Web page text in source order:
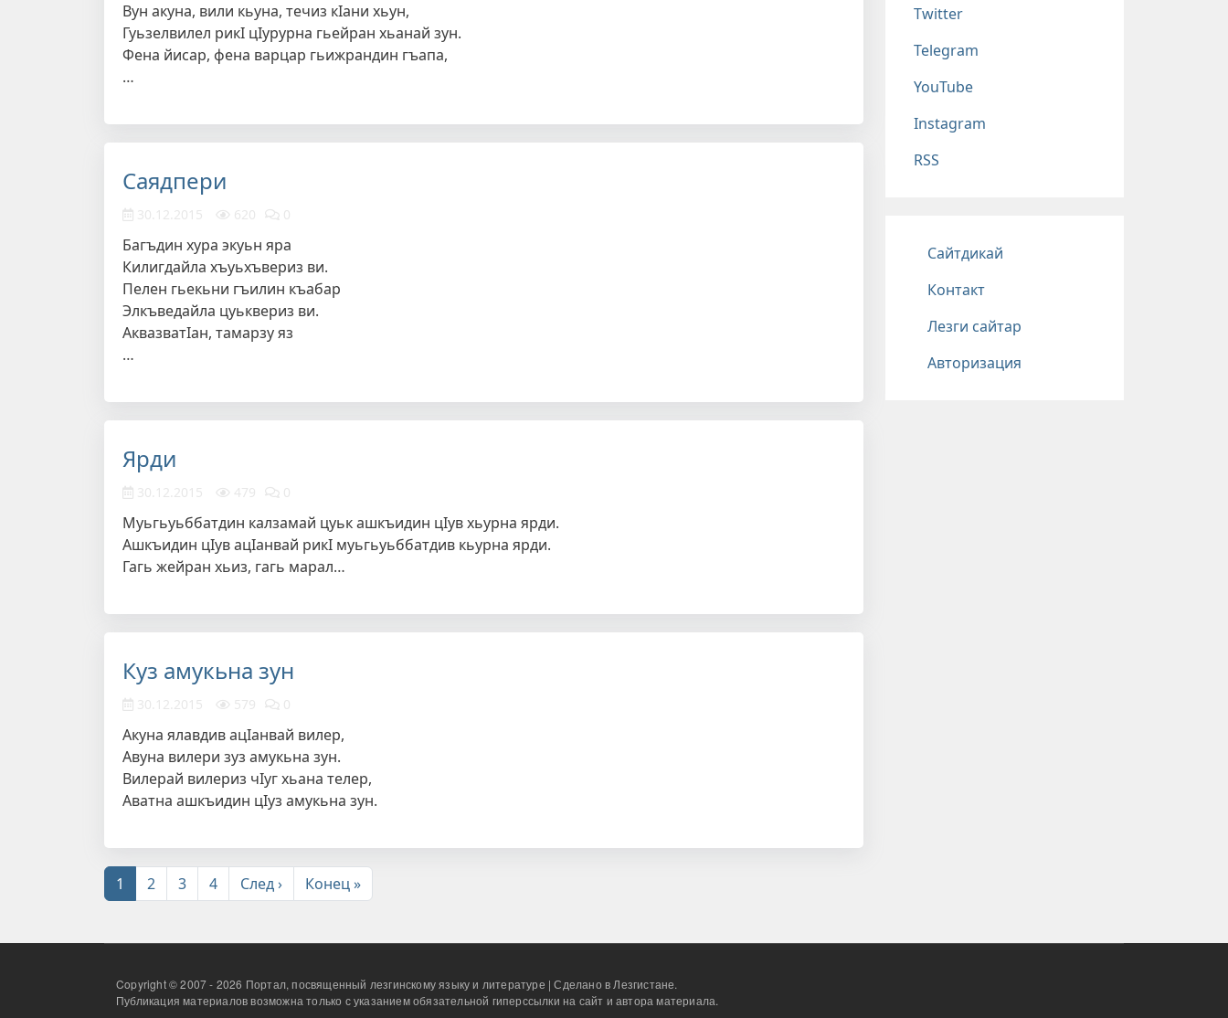
Вун акуна, вили кьуна, течиз кIани хьун,
Гуьзелвилел рикI цIурурна гьейран хьанай зун.
Фена йисар, фена варцар гьижрандин гъапа,
…
Саядпери
30.12.2015 620 0
Багъдин хура экуьн яра
Килигдайла хъуьхъвериз ви.
Пелен гьекьни гъилин къабар
Элкъведайла цуьквериз ви.
АквазватIан, тамарзу яз
…
Ярди
30.12.2015 479 0
Муьгьуьббатдин калзамай цуьк ашкъидин цIув хьурна ярди.
Ашкъидин цIув ацIанвай рикI муьгьуьббатдив кьурна ярди.
Гагь жейран хьиз, гагь марал…
Куз амукьна зун
30.12.2015 579 0
Акуна ялавдив ацIанвай вилер,
Авуна вилери зуз амукьна зун.
Вилерай вилериз чIуг хьана телер,
Аватна ашкъидин цIуз амукьна зун.
Нумерация страниц
1 2 3 4 След ›Следующая страница
Конец »Последняя страница
Twitter
Telegram
YouTube
Instagram
RSS
Подвал
Сайтдикай
Контакт
Лезги сайтар
Авторизация
Copyright © 2007 - 2026 Портал, посвященный лезгинскому языку и литературе | Сделано в Лезгистане.
Публикация материалов возможна только с указанием обязательной гиперссылки на сайт и автора материала.